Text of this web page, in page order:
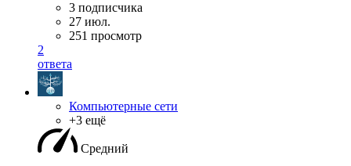
3 подписчика
27 июл.
251 просмотр
2
ответа
Компьютерные сети
+3 ещё
Средний